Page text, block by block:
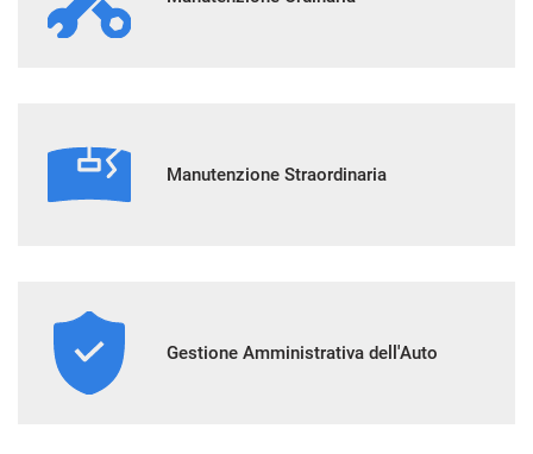
Manutenzione Straordinaria
Gestione Amministrativa dell'Auto